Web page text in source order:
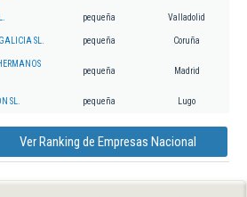
pequeña Valladolid
SL. pequeña Coruña
pequeña Madrid
SL. pequeña Lugo
Ver Ranking de Empresas Nacional